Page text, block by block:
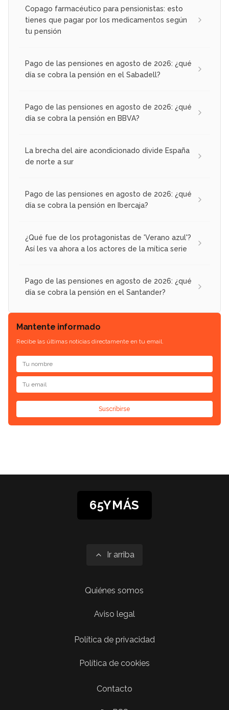
Copago farmacéutico para pensionistas: esto
tienes que pagar por los medicamentos según
tu pensión
Pago de las pensiones en agosto de 2026: ¿qué
día se cobra la pensión en el Sabadell?
Pago de las pensiones en agosto de 2026: ¿qué
día se cobra la pensión en BBVA?
La brecha del aire acondicionado divide España
de norte a sur
Pago de las pensiones en agosto de 2026: ¿qué
día se cobra la pensión en Ibercaja?
¿Qué fue de los protagonistas de 'Verano azul'?
Así les va ahora a los actores de la mítica serie
Pago de las pensiones en agosto de 2026: ¿qué
día se cobra la pensión en el Santander?
Mantente informado
Recibe las últimas noticias directamente en tu email.
Suscribirse
65YMÁS
Ir arriba
Quiénes somos
Aviso legal
Política de privacidad
Política de cookies
Contacto